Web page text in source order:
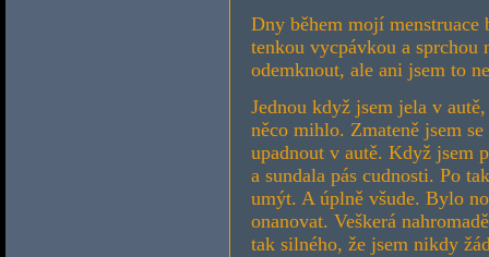
Dny během mojí
tenkou vycpávkou a sprchou
odemknout, ale ani jsem to
Jednou když jsem jela v
něco mihlo. Zmateně jsem
upadnout v autě. Když jsem
a sundala pás cudnosti. Po
umýt. A úplně všude. Bylo
onanovat. Veškerá
tak silného, že jsem nikdy